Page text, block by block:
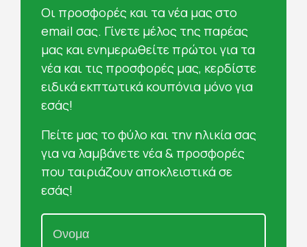
Oι προσφορές και τα νέα μας στο
email σας. Γίνετε μέλος της παρέας
μας και ενημερωθείτε πρώτοι για τα
νέα και τις προσφορές μας, κερδίστε
ειδικά εκπτωτικά κουπόνια μόνο για
εσάς!
Πείτε μας το φύλο και την ηλικία σας
για να λαμβάνετε νέα & προσφορές
που ταιριάζουν αποκλειστικά σε
εσάς!